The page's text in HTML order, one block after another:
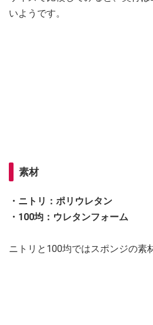
いようです。
素材
・ニトリ：ポリウレタン
・100均：ウレタンフォーム
ニトリと100均ではスポンジの素